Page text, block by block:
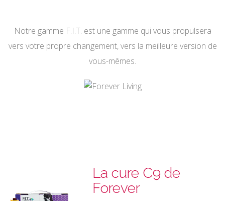
Notre gamme F.I.T. est une gamme qui vous propulsera
vers votre propre changement, vers la meilleure version de
vous-mêmes.
La cure C9 de
Forever